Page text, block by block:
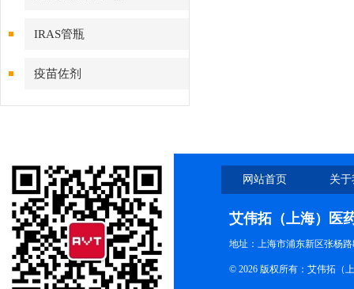
IRAS管瓶
疫苗佐剂
网站首页 关
艾伟拓（上海）医
地址：上海市浦东新区张杨
© 2026 版权所有：艾伟拓（